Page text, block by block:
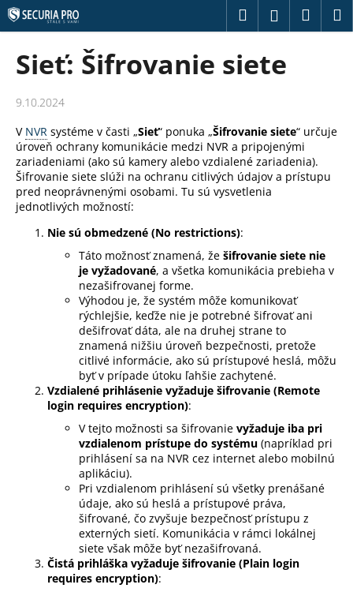
Prejsť
na
obsah
Hľadať
Sieť: Šifrovanie siete
9.10.2024
V NVR systéme v časti „Sieť“ ponuka „Šifrovanie siete“ určuje
úroveň ochrany komunikácie medzi NVR a pripojenými
zariadeniami (ako sú kamery alebo vzdialené zariadenia).
Šifrovanie siete slúži na ochranu citlivých údajov a prístupu
pred neoprávnenými osobami. Tu sú vysvetlenia
jednotlivých možností:
Nie sú obmedzené (No restrictions):
Táto možnosť znamená, že šifrovanie siete nie
je vyžadované, a všetka komunikácia prebieha v
nezašifrovanej forme.
Výhodou je, že systém môže komunikovať
rýchlejšie, keďže nie je potrebné šifrovať ani
dešifrovať dáta, ale na druhej strane to
znamená nižšiu úroveň bezpečnosti, pretože
citlivé informácie, ako sú prístupové heslá, môžu
byť v prípade útoku ľahšie zachytené.
Vzdialené prihlásenie vyžaduje šifrovanie (Remote
login requires encryption):
V tejto možnosti sa šifrovanie vyžaduje iba pri
vzdialenom prístupe do systému (napríklad pri
prihlásení sa na NVR cez internet alebo mobilnú
aplikáciu).
Pri vzdialenom prihlásení sú všetky prenášané
údaje, ako sú heslá a prístupové práva,
šifrované, čo zvyšuje bezpečnosť prístupu z
externých sietí. Komunikácia v rámci lokálnej
siete však môže byť nezašifrovaná.
Čistá prihláška vyžaduje šifrovanie (Plain login
requires encryption):
K
o
o
p
o
t
r
e
HĽADAŤ